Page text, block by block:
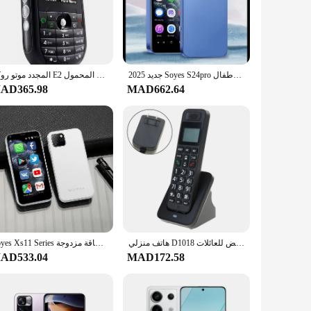
material ensures that your device can withstand the
and style makes these phones an ideal choice
the web, watching videos, or engaging in multimedia, the
performance that keeps up with your fast-paced
form factor make them easy to carry, ensuring that you
are versatile enough to meet your requirements.
المجدد موتو روكر E2 الهاتف المحمول موتورولا احتياطية الهاتف المحمول الحنين الكلاسيكية مفاتيح الهاتف المحمول Telefono Telefone الهواتف جديد 2025 Soyes S24pro هاتف أندرويد ثنائي الشريحة وضع مزدوج ذكي صغير عالمي للأطفال هاتف عالمي 2 + 16 جرام هدايا للأطفال
MAD662.64
Soyes Xs11 Series هاتف ذكي صغير يعمل بنظام أندرويد هاتف صغير محمول عالي الدقة بطاقة مزدوجة Tf فتحة للبطاقات 5 ميجابكسل متجر لعب الكاميرا هاتف منزلي D1018 هاتف لاسلكي محمول بجودة صوت واضحة وإشعاع منخفض للعائلات
MAD172.58